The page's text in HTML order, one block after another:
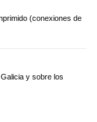
(conexiones de
y sobre los